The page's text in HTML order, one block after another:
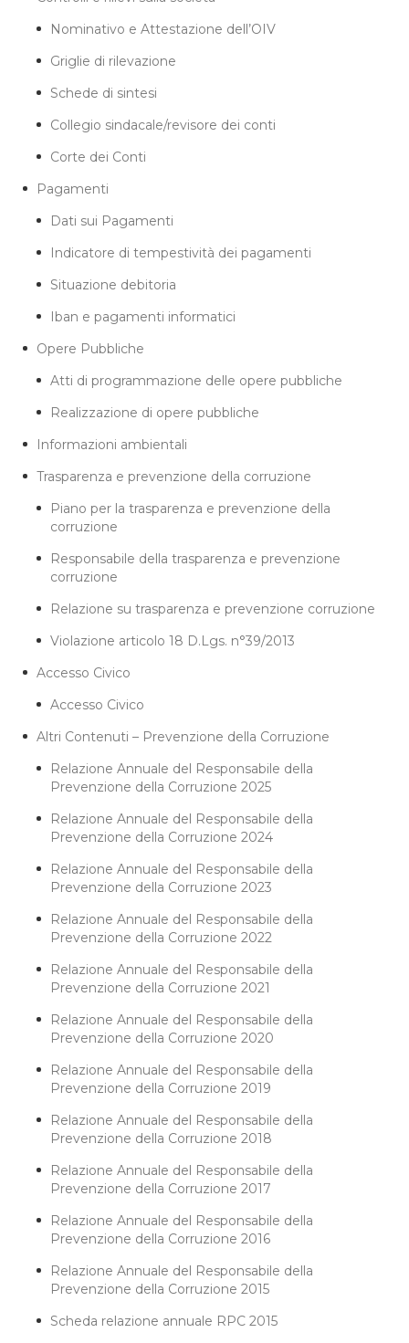
Nominativo e Attestazione dell’OIV
Griglie di rilevazione
Schede di sintesi
Collegio sindacale/revisore dei conti
Corte dei Conti
Pagamenti
Dati sui Pagamenti
Indicatore di tempestività dei pagamenti
Situazione debitoria
Iban e pagamenti informatici
Opere Pubbliche
Atti di programmazione delle opere pubbliche
Realizzazione di opere pubbliche
Informazioni ambientali
Trasparenza e prevenzione della corruzione
Piano per la trasparenza e prevenzione della
corruzione
Responsabile della trasparenza e prevenzione
corruzione
Relazione su trasparenza e prevenzione corruzione
Violazione articolo 18 D.Lgs. n°39/2013
Accesso Civico
Accesso Civico
Altri Contenuti – Prevenzione della Corruzione
Relazione Annuale del Responsabile della
Prevenzione della Corruzione 2025
Relazione Annuale del Responsabile della
Prevenzione della Corruzione 2024
Relazione Annuale del Responsabile della
Prevenzione della Corruzione 2023
Relazione Annuale del Responsabile della
Prevenzione della Corruzione 2022
Relazione Annuale del Responsabile della
Prevenzione della Corruzione 2021
Relazione Annuale del Responsabile della
Prevenzione della Corruzione 2020
Relazione Annuale del Responsabile della
Prevenzione della Corruzione 2019
Relazione Annuale del Responsabile della
Prevenzione della Corruzione 2018
Relazione Annuale del Responsabile della
Prevenzione della Corruzione 2017
Relazione Annuale del Responsabile della
Prevenzione della Corruzione 2016
Relazione Annuale del Responsabile della
Prevenzione della Corruzione 2015
Scheda relazione annuale RPC 2015